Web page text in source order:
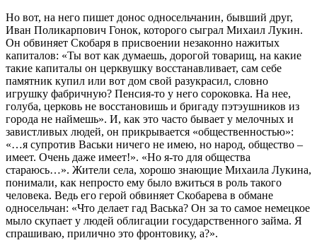
Но вот, на него пишет донос односельчанин, бывший друг,
Иван Поликарпович Гонок, которого сыграл Михаил Лукин.
Он обвиняет Скобаря в присвоении незаконно нажитых
капиталов: «Ты вот как думаешь, дорогой товарищ, на какие
такие капиталы он церквушку восстанавливает, сам себе
памятник купил или вот дом свой разукрасил, словно
игрушку фабричную? Пенсия-то у него сороковка. На нее,
голуба, церковь не восстановишь и бригаду пэтэушников из
города не наймешь». И, как это часто бывает у мелочных и
завистливых людей, он прикрывается «общественностью»:
«…я супротив Васьки ничего не имею, но народ, общество –
имеет. Очень даже имеет!». «Но я-то для общества
стараюсь…». Жители села, хорошо знающие Михаила Лукина,
понимали, как непросто ему было вжиться в роль такого
человека. Ведь его герой обвиняет Скобарева в обмане
односельчан: «Что делает гад Васька? Он за то самое немецкое
мыло скупает у людей облигации государственного займа. Я
спрашиваю, прилично это фронтовику, а?».